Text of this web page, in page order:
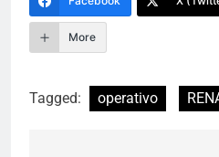
More
Tagged: operativo